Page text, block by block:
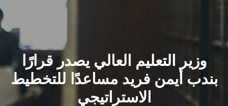
القطاعـات
الشئون الأكاديمية
البحث العلمي
وزير التعليم العالي يصدر قرارًا
بندب أيمن فريد مساعدًا للتخطيط
الاستراتيجي